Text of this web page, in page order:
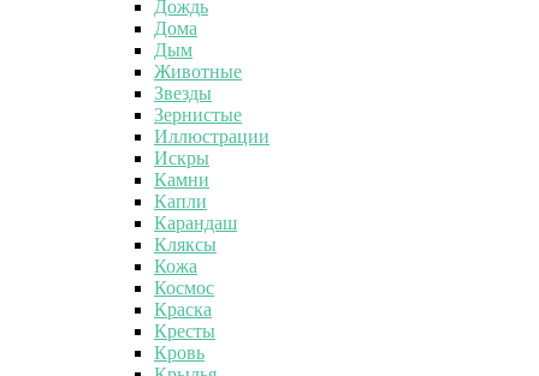
Дождь
Дома
Дым
Животные
Звезды
Зернистые
Иллюстрации
Искры
Камни
Капли
Карандаш
Кляксы
Кожа
Космос
Краска
Кресты
Кровь